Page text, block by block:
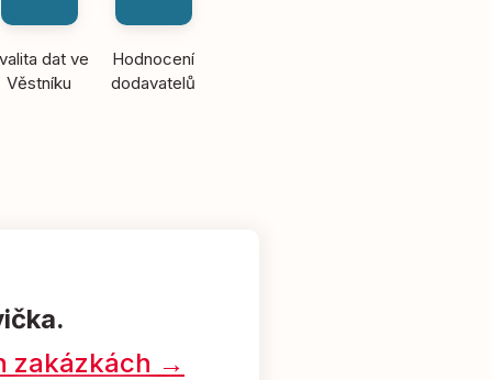
dat ve
Věstníku
Hodnocení
dodavatelů
zakázkách →